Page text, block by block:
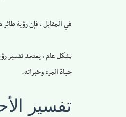
في المقابل ، فإن رؤية
بشكل عام ، يعتمد تفسير
حياة المرء وخبراته.
تفسير